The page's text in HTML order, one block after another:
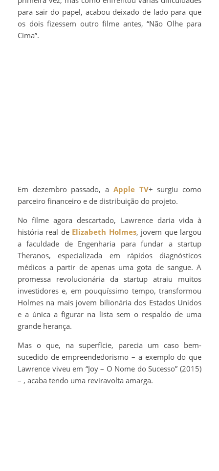
para sair do papel, acabou deixado de lado para que
os dois fizessem outro filme antes, “Não Olhe para
Cima”.
Em dezembro passado, a Apple TV+ surgiu como
parceiro financeiro e de distribuição do projeto.
No filme agora descartado, Lawrence daria vida à
história real de Elizabeth Holmes, jovem que largou
a faculdade de Engenharia para fundar a startup
Theranos, especializada em rápidos diagnósticos
médicos a partir de apenas uma gota de sangue. A
promessa revolucionária da startup atraiu muitos
investidores e, em pouquíssimo tempo, transformou
Holmes na mais jovem bilionária dos Estados Unidos
e a única a figurar na lista sem o respaldo de uma
grande herança.
Mas o que, na superfície, parecia um caso bem-
sucedido de empreendedorismo – a exemplo do que
Lawrence viveu em “Joy – O Nome do Sucesso” (2015)
– , acaba tendo uma reviravolta amarga.